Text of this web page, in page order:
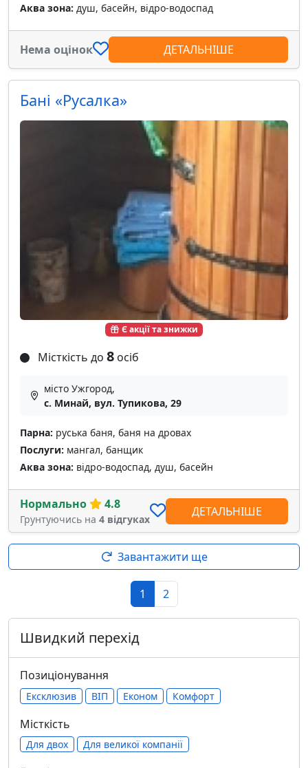
Аква зона: душ, басейн, відро-водоспад
Нема оцінок ДЕТАЛЬНІШЕ
Є акції та знижки
Бані «Русалка»
Місткість до 8 осіб
місто Ужгород,
с. Минай, вул. Тупикова, 29
Парна: руська баня, баня на дровах
Послуги: мангал, банщик
Аква зона: відро-водоспад, душ, басейн
Нормально 4.8
Грунтуючись на 4 відгуках
ДЕТАЛЬНІШЕ
Завантажити ще
1 2
Швидкий перехід
Позиціонування
Ексклюзив ВІП Економ Комфорт
Місткість
Для двох Для великої компанії